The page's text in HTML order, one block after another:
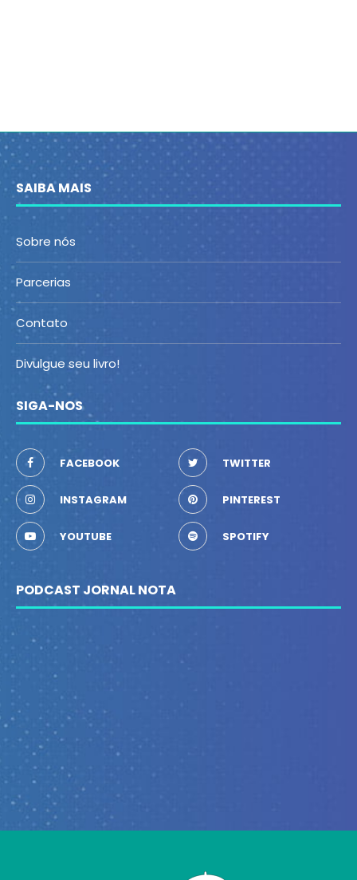
SAIBA MAIS
Sobre nós
Parcerias
Contato
Divulgue seu livro!
SIGA-NOS
FACEBOOK TWITTER
INSTAGRAM PINTEREST
YOUTUBE SPOTIFY
PODCAST JORNAL NOTA